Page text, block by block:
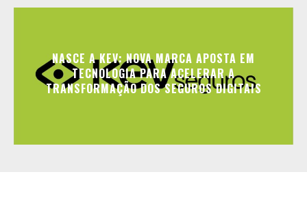
NASCE A KEV: NOVA MARCA APOSTA EM
TECNOLOGIA PARA ACELERAR A
TRANSFORMAÇÃO DOS SEGUROS DIGITAIS